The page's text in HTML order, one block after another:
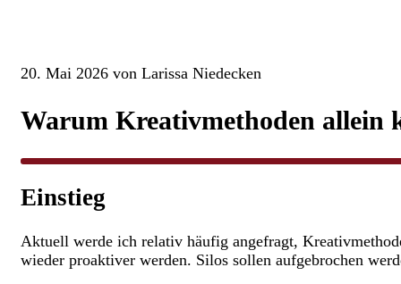
20. Mai 2026 von Larissa Niedecken
Warum Kreativmethoden allein
Einstieg
Aktuell werde ich relativ häufig angefragt,
wieder proaktiver werden. Silos sollen aufgebrochen